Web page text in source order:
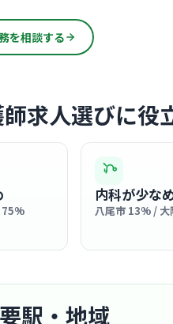
を相談する
求人選びに役
75%
内科が少な
八尾市 13% /
駅・地域